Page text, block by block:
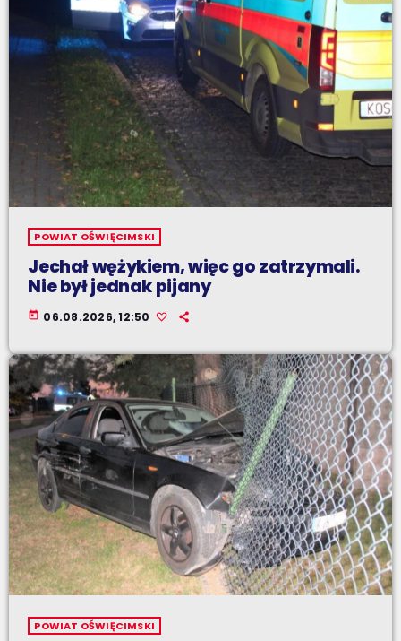
POWIAT OŚWIĘCIMSKI
Jechał wężykiem, więc go zatrzymali.
Nie był jednak pijany
today 06.08.2026, 12:50
POWIAT OŚWIĘCIMSKI